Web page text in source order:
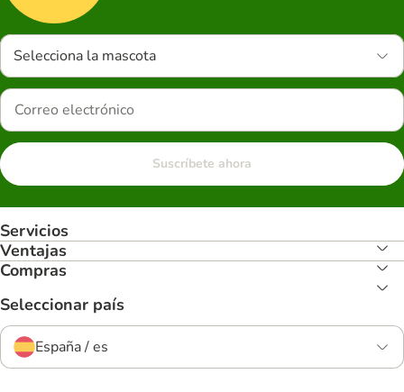
Selecciona la mascota
Suscríbete ahora
Servicios
Ventajas
Compras
Seleccionar país
España / es